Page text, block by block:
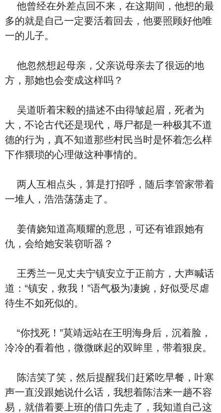
他曾经在外差点回不来，在这期间，他想的最
多的就是自己一定要活着回去，他要照顾好他唯
一的儿子。
他忽然想起母亲，父亲说母亲去了很远的地
方，那她也会变成这样吗？
吴道听着宋毅的描述不由得皱起眉，死者为
大，不论古代还是现代，辱尸都是一种极其不道
德的行为，真不知道那些村民当时是怀着怎么样
下作猥琐的心理做这种事情的。
两人互相点头，算是打招呼，随后李管家带着
一堆人，浩浩荡荡走了。
姜倩娆知道高顺耀的意思，可还有谁跟她有
仇，会给她安装窃听器？
王秀兰一见丈夫宁镇安立于正前方，大声喊话
道：“镇安，救我！”语气极为凄婉，好似受尽虐
待生不如死似的。
“你找死！”莫靖远站在王明海身后，沉着脸，
冷冷的看着他，微微眯起的双眸里，带着狠戾。
陈洁笑了笑，然后提醒我们赶紧吃早餐，叶寒
声一直没跟她说什么话，我想着陈洁来一趟不容
易，就借着要上班的借口先走了，我知道自己这